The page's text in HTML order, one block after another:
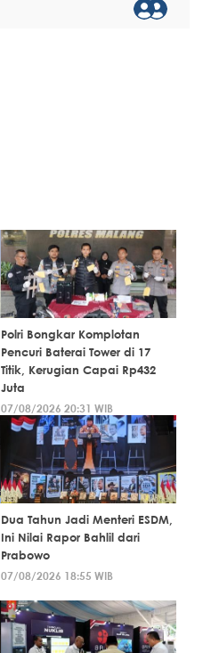
Polri Bongkar Komplotan
Pencuri Baterai Tower di 17
Titik, Kerugian Capai Rp432
Juta
07/08/2026 20:31 WIB
Dua Tahun Jadi Menteri ESDM,
Ini Nilai Rapor Bahlil dari
Prabowo
07/08/2026 18:55 WIB